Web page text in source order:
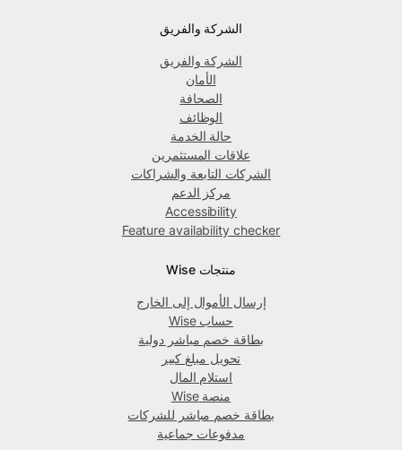
الشركة والفريق
الشركة والفريق
الأمان
الصحافة
الوظائف
حالة الخدمة
علاقات المستثمرين
الشركات التابعة والشراكات
مركز الدعم
Accessibility
Feature availability checker
منتجات Wise
إرسال الأموال إلى الخارج
حساب Wise
بطاقة خصم مباشر دولية
تحويل مبلغ كبير
استلام المال
منصة Wise
بطاقة خصم مباشر للشركات
مدفوعات جماعية